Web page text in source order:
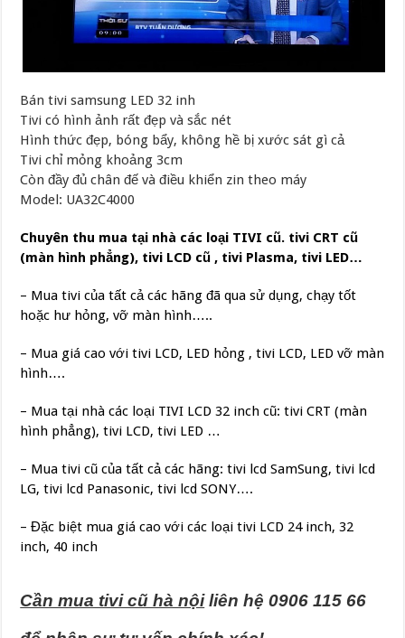
Bán tivi samsung LED 32 inh
Tivi có hình ảnh rất đẹp và sắc nét
Hình thức đẹp, bóng bẩy, không hề bị xước sát gì cả
Tivi chỉ mỏng khoảng 3cm
Còn đầy đủ chân đế và điều khiển zin theo máy
Model: UA32C4000
Chuyên thu mua tại nhà các loại TIVI cũ. tivi CRT cũ
(màn hình phẳng), tivi LCD cũ , tivi Plasma, tivi LED…
– Mua tivi của tất cả các hãng đã qua sử dụng, chạy tốt
hoặc hư hỏng, vỡ màn hình…..
– Mua giá cao với tivi LCD, LED hỏng , tivi LCD, LED vỡ màn
hình….
– Mua tại nhà các loại TIVI LCD 32 inch cũ: tivi CRT (màn
hình phẳng), tivi LCD, tivi LED …
– Mua tivi cũ của tất cả các hãng: tivi lcd SamSung, tivi lcd
LG, tivi lcd Panasonic, tivi lcd SONY….
– Đặc biệt mua giá cao với các loại tivi LCD 24 inch, 32
inch, 40 inch
Cần mua tivi cũ hà nộiliên hệ 0906 115 66